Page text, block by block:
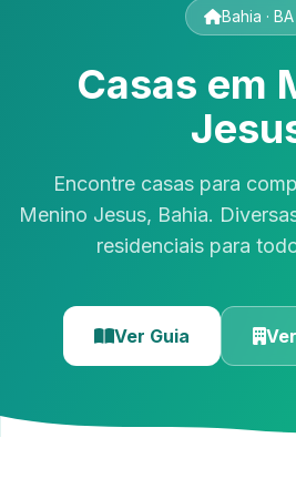
Bahia · BA
Casas em
Encontre casas para
Menino Jesus, Bahia.
residenciais para
Ver Guia